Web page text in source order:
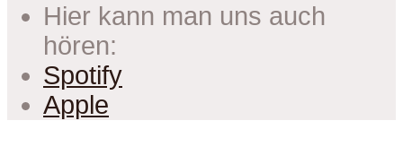
Hier kann man uns auch
hören:
Spotify
Apple